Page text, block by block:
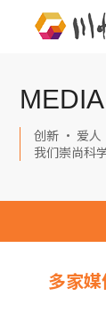
创新 · 爱人
我们崇尚科
多家